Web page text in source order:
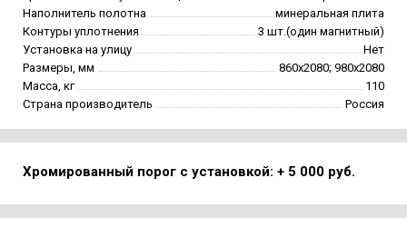
Наполнитель полотна
минеральная плита
Контуры уплотнения
3 шт.(один магнитный)
Установка на улицу
Нет
Размеры, мм
860х2080; 980х2080
Масса, кг
110
Страна производитель
Россия
Хромированный порог с установкой: + 5 000 руб.